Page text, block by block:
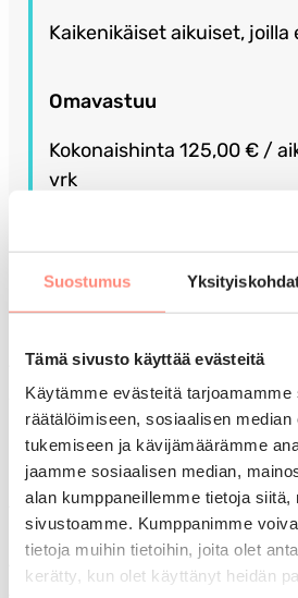
Suostumus
Tämä sivusto käyttää evästeitä
Käytämme evästeitä
räätälöimiseen, sosiaalisen median
tukemiseen ja kävijämäärämme
jaamme sosiaalisen median,
alan kumppaneillemme tietoja siitä,
sivustoamme. Kumppanimme
tietoja muihin tietoihin, joita olet
kerätty, kun olet käyttänyt heidän
Kaikenikäiset aikuiset, joilla
Omavastuu
Kokonaishinta 125,00 € /
vrk
Voit lisätä kaksi muuta
seuraavassa vaiheessa.
Tuettua lomaa voivat hakea
vakituisesti asuvat ihmiset,
pysty järjestämään lomaa.
Lomapäätökseen vaikuttaa
terveydellinen ja sosiaalinen
myöntää ilman perusteluja.
tiedot tulevat vain